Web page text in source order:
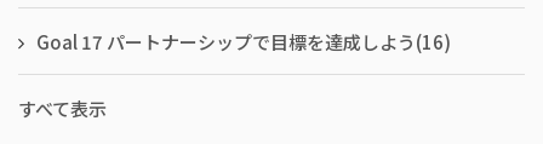
Goal 17 パートナーシップで目標を達成しよう(16)
すべて表示